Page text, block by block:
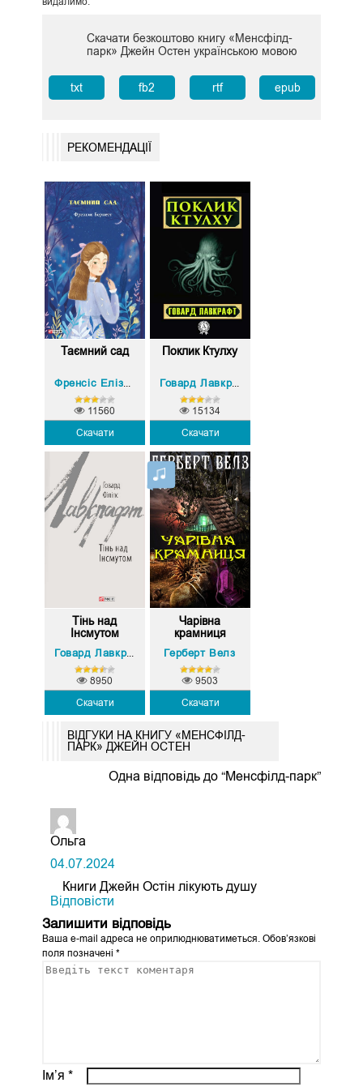
Скачати безкоштово книгу «Менсфілд-
парк» Джейн Остен українською мовою
txt fb2 rtf epub
РЕКОМЕНДАЦІЇ
Таємний сад
Френсіс Еліза Бернетт
Скачати
11560
Поклик Ктулху
Говард Лавкрафт
Скачати
15134
Тінь над
Інсмутом
Говард Лавкрафт
Скачати
8950
Чарівна
крамниця
Герберт Велз
Скачати
9503
ВІДГУКИ НА КНИГУ «МЕНСФІЛД-
ПАРК» ДЖЕЙН ОСТЕН
Одна відповідь до “Менсфілд-парк”
Ольга
04.07.2024
Книги Джейн Остін лікують душу
Відповіcти
Залишити відповідь
Ваша e-mail адреса не оприлюднюватиметься.Обов’язкові
поля позначені *
Ім’я *